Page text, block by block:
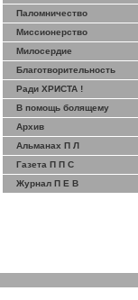
Паломничество
Миссионерство
Милосердие
Благотворительность
Ради ХРИСТА !
В помощь болящему
Архив
Альманах П Л
Газета П П С
Журнал П Е В